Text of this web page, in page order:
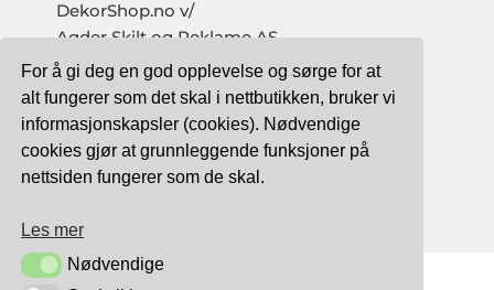
For å gi deg en god opplevelse og sørge for at
alt fungerer som det skal i nettbutikken, bruker vi
informasjonskapsler (cookies). Nødvendige
cookies gjør at grunnleggende funksjoner på
nettsiden fungerer som de skal.
Les mer
NødvendigeNødvendige
DekorShop.no v/
Agder Skilt og Reklame AS
Org. nr: 997 633 016 MVA
salg@dekorshop.no
Tlf: 959 32 123
09.00 - 16.00